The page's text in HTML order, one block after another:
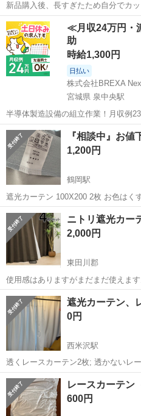
新品購入後、長すぎたため自分でカ
220cmです。 免打孔タイプの折りた
り付け簡単で、壁に穴を開けずに設
（アイボリー系） ・サイズ：...
山形 長井市 今泉駅 カー
≪月収24万円・
助
時給1,300円
日払い
株式会社BREXA
宮城県 泉中央駅
半導体製造設備の組立作業！月収例
中中！社会保険完備！送迎あり！◎
備！作業着無償貸与◎食堂利用可★《宮城
場のお仕事 ◇半導体製造設備...
宮城 泉中央駅 その他
『相談中』お
1,200円
鶴岡駅
遮光カーテン 100X200 2枚 お色はくすんだ水色です。 中々綺麗に写真
が撮れずにすみません。 約1ヶ月使用ですが、遮光カーテンなので硬
目で、特に使用感などはありません。 他にも色々出品中です。 よろ
くお願いします。
山形 鶴岡市 鶴岡駅
ニトリ遮光カー
2,000円
東田川郡
使用感はありますがまだまだ使えます
山形 東田川郡
遮光カーテン、
0円
西米沢駅
透くレースカーテン2枚; 透かないレ
枚計6です。 1枚のサイズは約1.4m*2m 4/30朝9時頃、とりにきて
る方を優先させていただきます。 時間厳守お約束できない方は連絡ご
遠慮くださ...
山形 米沢市 西米沢駅 カ
レースカーテン
600円